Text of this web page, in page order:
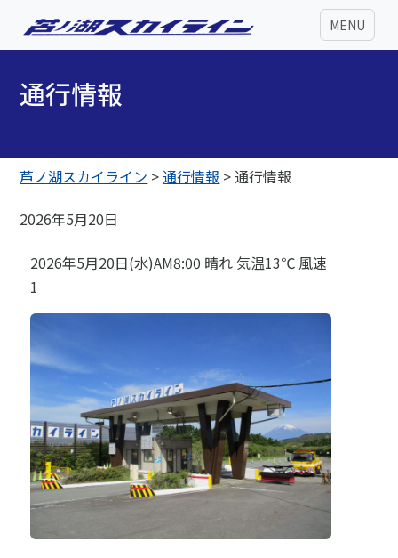
MENU
通行情報
芦ノ湖スカイライン >通行情報 >通行情報
2026年5月20日
2026年5月20日(水)AM8:00 晴れ 気温13℃ 風速
1